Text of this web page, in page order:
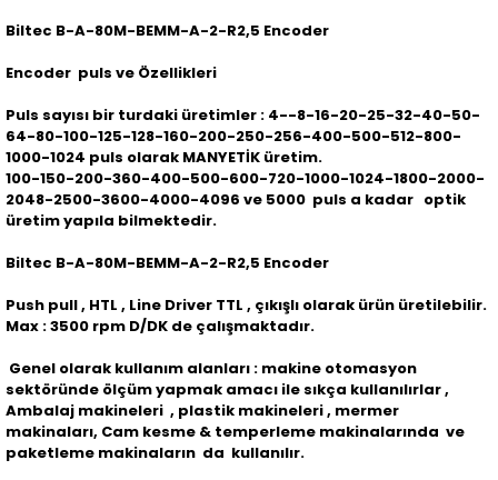
Biltec B-A-80M-BEMM-A-2-R2,5 Encoder
Encoder puls ve Özellikleri
Puls sayısı bir turdaki üretimler : 4--8-16-20-25-32-40-50-
64-80-100-125-128-160-200-250-256-400-500-512-800-
1000-1024 puls olarak MANYETİK üretim.
100-150-200-360-400-500-600-720-1000-1024-1800-2000-
2048-2500-3600-4000-4096 ve 5000 puls a kadar optik
üretim yapıla bilmektedir.
Biltec B-A-80M-BEMM-A-2-R2,5 Encoder
Push pull , HTL , Line Driver TTL , çıkışlı olarak ürün üretilebilir.
Max : 3500 rpm D/DK de çalışmaktadır.
Genel olarak kullanım alanları : makine otomasyon
sektöründe ölçüm yapmak amacı ile sıkça kullanılırlar ,
Ambalaj makineleri , plastik makineleri , mermer
makinaları, Cam kesme & temperleme makinalarında ve
paketleme makinaların da kullanılır.